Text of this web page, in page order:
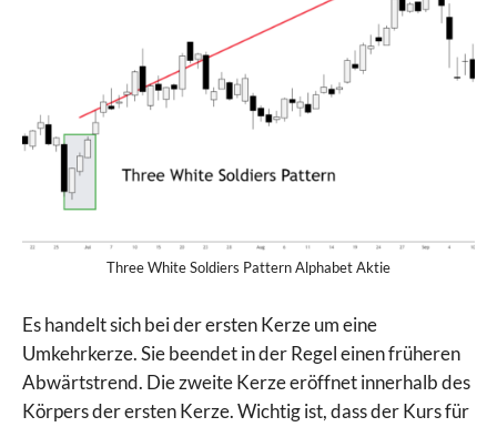
Three White Soldiers Pattern Alphabet Aktie
Es handelt sich bei der ersten Kerze um eine
Umkehrkerze. Sie beendet in der Regel einen früheren
Abwärtstrend. Die zweite Kerze eröffnet innerhalb des
Körpers der ersten Kerze. Wichtig ist, dass der Kurs für